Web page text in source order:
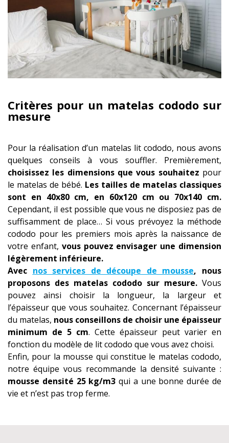
Critères pour un matelas cododo sur
mesure
Pour la réalisation d’un matelas lit cododo, nous avons
quelques conseils à vous souffler. Premièrement,
choisissez les dimensions que vous souhaitez pour
le matelas de bébé. Les tailles de matelas classiques
sont en 40x80 cm, en 60x120 cm ou 70x140 cm.
Cependant, il est possible que vous ne disposiez pas de
suffisamment de place… Si vous prévoyez la méthode
cododo pour les premiers mois après la naissance de
votre enfant, vous pouvez envisager une dimension
légèrement inférieure.
Avec nos services de découpe de mousse, nous
proposons des matelas cododo sur mesure. Vous
pouvez ainsi choisir la longueur, la largeur et
l’épaisseur que vous souhaitez. Concernant l’épaisseur
du matelas, nous conseillons de choisir une épaisseur
minimum de 5 cm. Cette épaisseur peut varier en
fonction du modèle de lit cododo que vous avez choisi.
Enfin, pour la mousse qui constitue le matelas cododo,
notre équipe vous recommande la densité suivante :
mousse densité 25 kg/m3 qui a une bonne durée de
vie et n’est pas trop ferme.